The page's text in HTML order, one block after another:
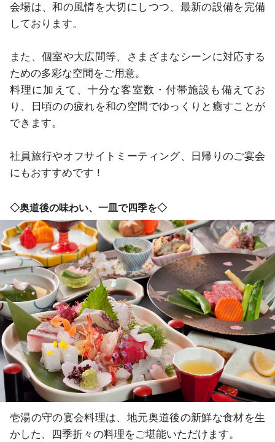
会場は、和の風情を大切にしつつ、最新の設備を完備
しております。
また、個室や大広間等、さまざまなシーンに対応する
ための多彩な空間をご用意。
料理に加えて、十分な客室数・付帯施設も備えてお
り、日頃のの疲れを和の空間でゆっくりと癒すことが
できます。
社員旅行やオフサイトミーティング、日帰りのご宴会
にもおすすめです！
◇奥道後の味わい、一皿で四季を◇
壱湯の守の宴会料理は、地元奥道後の新鮮な食材を生
かした、四季折々の料理をご堪能いただけます。